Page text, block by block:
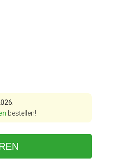
bestellen!